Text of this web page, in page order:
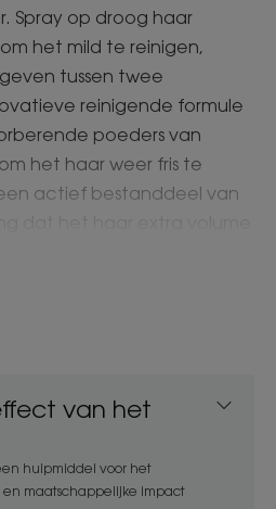
Spray op droog haar
het mild te reinigen,
tussen twee
reinigende formule
poeders van
het haar weer fris te
actief bestanddeel van
lengte en bij de wortels
volume-effect van 8
van het
hulpmiddel voor het
maatschappelijke impact